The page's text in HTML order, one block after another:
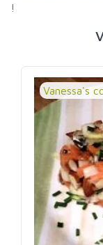
!
Vanessa's